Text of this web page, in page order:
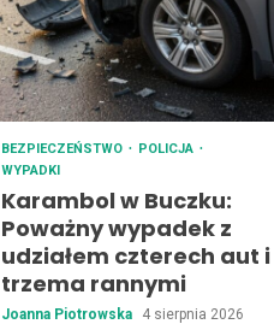
BEZPIECZEŃSTWO
POLICJA
WYPADKI
Karambol w Buczku:
Poważny wypadek z
udziałem czterech aut i
trzema rannymi
Joanna Piotrowska
4 sierpnia 2026